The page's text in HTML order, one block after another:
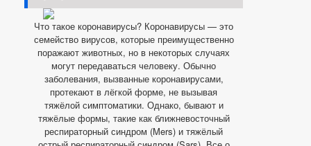
Что такое коронавирусы? Коронавирусы — это
семейство вирусов, которые преимущественно
поражают животных, но в некоторых случаях
могут передаваться человеку. Обычно
заболевания, вызванные коронавирусами,
протекают в лёгкой форме, не вызывая
тяжёлой симптоматики. Однако, бывают и
тяжёлые формы, такие как ближневосточный
респираторный синдром (Mers) и тяжёлый